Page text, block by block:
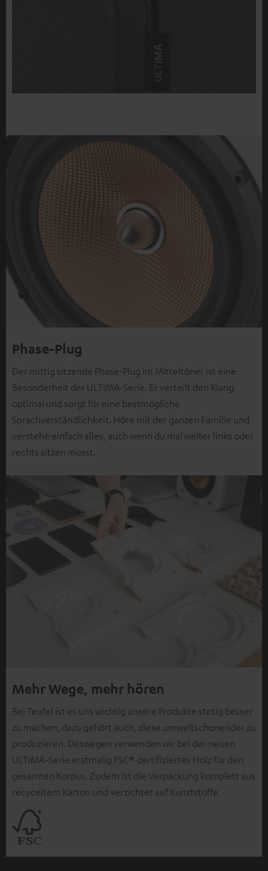
Phase-Plug
Der mittig sitzende Phase-Plug im Mitteltöner ist eine
Besonderheit der ULTIMA-Serie. Er verteilt den Klang
optimal und sorgt für eine bestmögliche
Sprachverständlichkeit. Höre mit der ganzen Familie und
verstehe einfach alles, auch wenn du mal weiter links oder
rechts sitzen musst.
Mehr Wege, mehr hören
Bei Teufel ist es uns wichtig unsere Produkte stetig besser
zu machen, dazu gehört auch, diese umweltschonender zu
produzieren. Deswegen verwenden wir bei der neuen
ULTIMA-Serie erstmalig FSC®-zertifiziertes Holz für den
gesamten Korpus. Zudem ist die Verpackung komplett aus
recyceltem Karton und verzichtet auf Kunststoffe.